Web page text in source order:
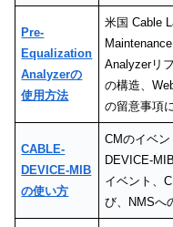
Pre-
Equalization
Analyzerの
使用方法
米国 Cable
Analyzerリ
の構造、
の留意事項
CABLE-
DEVICE-MIB
の使い方
CMのイベ
DEVICE-
イベント、
び、NMSへ